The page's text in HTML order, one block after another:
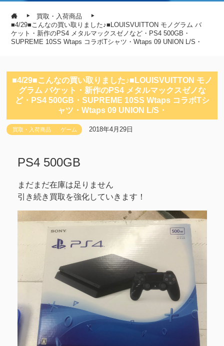
買取・入荷商品
■4/29■こんなの買い取りました♪■LOUISVUITTON モノグラム バ
ケット・新作のPS4 メタルマックスゼノなど・PS4 500GB・
SUPREME 10SS Wtaps コラボTシャツ・Wtaps 09 UNION L/S・
■4/29■こんなの買い取りました♪■LOUISVUITTON モノ
グラム バケット・新作のPS4 メタルマックスゼノな
ど・PS4 500GB・SUPREME 10SS Wtaps コラボTシ
ャツ・Wtaps 09 UNION L/S・
買取・入荷商品 ゲーム 2018年4月29日
PS4 500GB
まだまだ在庫は足りません
引き続き買取を強化していきます！